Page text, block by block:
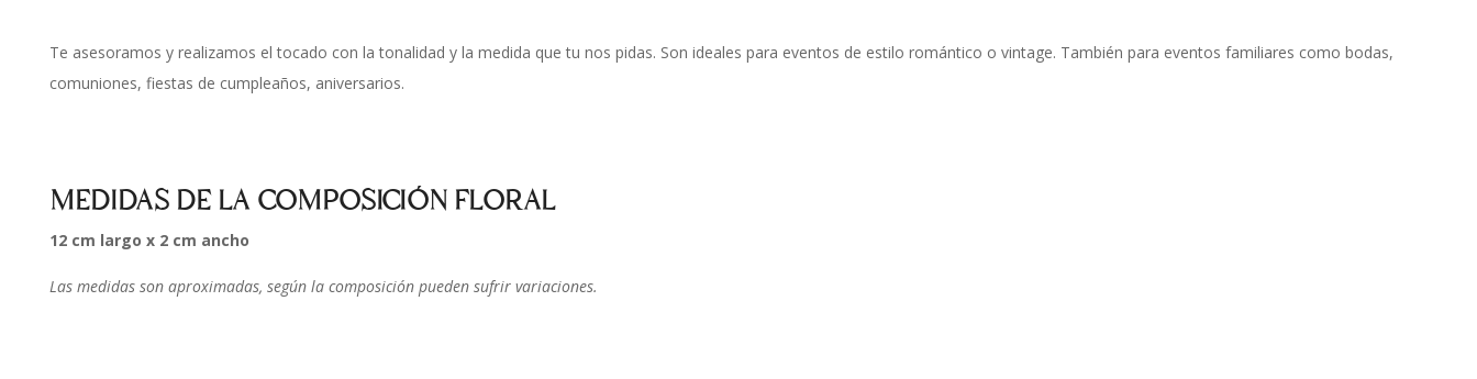
Te asesoramos y realizamos el tocado con la tonalidad y la medida que tu nos pidas. Son ideales para eventos de estilo romántico o vintage. También para eventos familiares como bodas,
comuniones, fiestas de cumpleaños, aniversarios.
MEDIDAS DE LA COMPOSICIÓN FLORAL
12 cm largo x 2 cm ancho
Las medidas son aproximadas, según la composición pueden sufrir variaciones.